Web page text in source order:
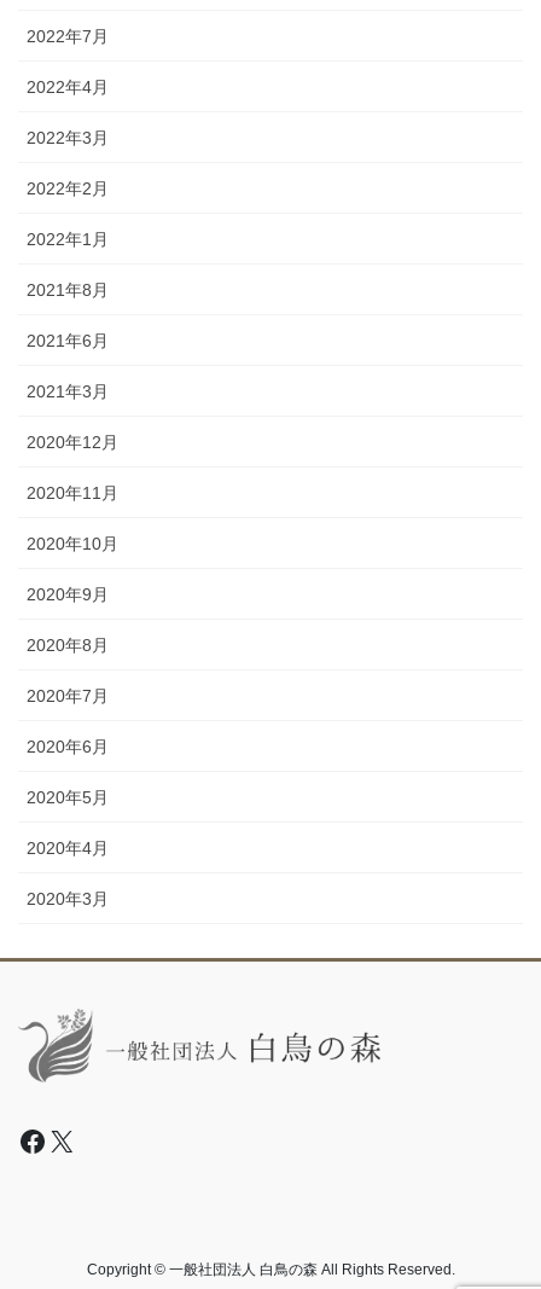
2022年7月
2022年4月
2022年3月
2022年2月
2022年1月
2021年8月
2021年6月
2021年3月
2020年12月
2020年11月
2020年10月
2020年9月
2020年8月
2020年7月
2020年6月
2020年5月
2020年4月
2020年3月
Facebook
X
Copyright © 一般社団法人 白鳥の森 All Rights Reserved.